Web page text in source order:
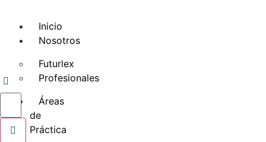
Inicio
Nosotros
Futurlex
Profesionales
Áreas
de
Práctica